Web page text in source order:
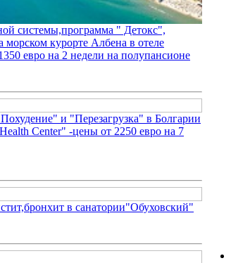
системы,программа " Детокс",
курорте Албена в отеле
евро на 2 недели на полупансионе
и "Перезагрузка" в Болгарии
Center" -цены от 2250 евро на 7
в санатории"Обуховский"